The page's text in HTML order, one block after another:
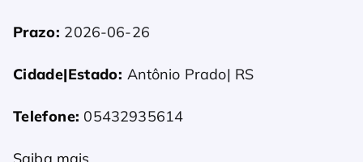
Prazo: 2026-06-26
Cidade|Estado: Antônio Prado| RS
Telefone: 05432935614